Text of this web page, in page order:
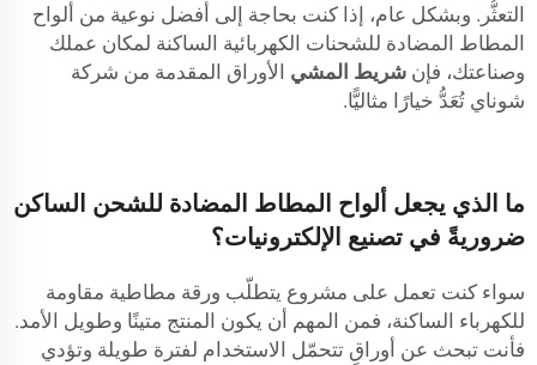
التعثُّر. وبشكل عام، إذا كنت بحاجة إلى أفضل نوعية من ألواح
المطاط المضادة للشحنات الكهربائية الساكنة لمكان عملك
وصناعتك، فإن شريط المشي الأوراق المقدمة من شركة
شوناي تُعَدُّ خيارًا مثاليًّا.
ما الذي يجعل ألواح المطاط المضادة للشحن الساكن
ضروريةً في تصنيع الإلكترونيات؟
سواء كنت تعمل على مشروع يتطلّب ورقة مطاطية مقاومة
للكهرباء الساكنة، فمن المهم أن يكون المنتج متينًا وطويل الأمد.
فأنت تبحث عن أوراقٍ تتحمّل الاستخدام لفترة طويلة وتؤدي